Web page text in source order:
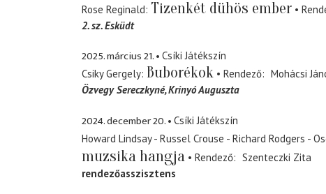
Rose Reginald Tizenkét dühös ember
2. sz. Esküdt
2025. március 21.
Csíki Játékszín
Csiky Gergely Buborékok Rendező
Mohácsi
Özvegy Sereczkyné, Krinyó Auguszta
2024. december 20.
Csíki Játékszín
Howard Lindsay - Russel Crouse - Richard Rodgers -
muzsika hangja
Rendező
Szenteczki Zita
rendezőasszisztens